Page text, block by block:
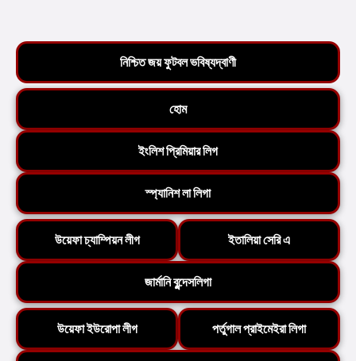
নিশ্চিত জয় ফুটবল ভবিষ্যদ্বাণী
হোম
ইংলিশ প্রিমিয়ার লিগ
স্প্যানিশ লা লিগা
উয়েফা চ্যাম্পিয়ন লীগ ইতালিয়া সেরি এ
জার্মানি বুন্দেসলিগা
উয়েফা ইউরোপা লীগ পর্তুগাল প্রাইমেইরা লিগা